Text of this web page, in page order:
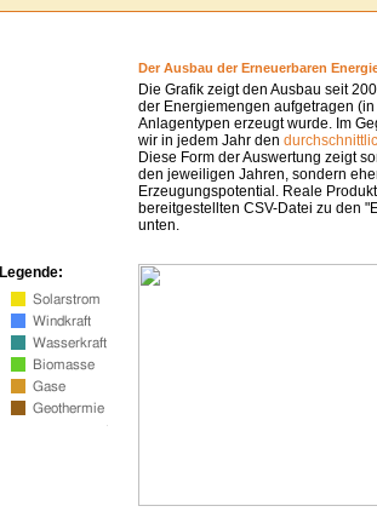
Der Ausbau der Erneuerbaren
Die Grafik zeigt den Ausbau seit
der Energiemengen aufgetragen
Anlagentypen erzeugt wurde. Im
wir in jedem Jahr den
Diese Form der Auswertung zeigt
den jeweiligen Jahren, sondern
Erzeugungspotential. Reale
bereitgestellten CSV-Datei zu den
unten.
Legende: